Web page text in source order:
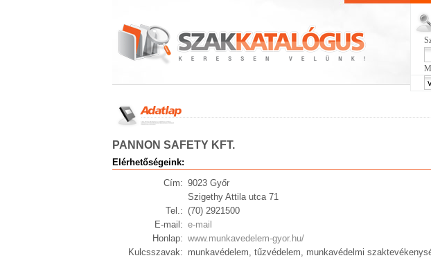
PANNON SAFETY KFT.
Elérhetőségeink:
Cím: 9023 Győr
Szigethy Attila utca 71
Tel.: (70) 2921500
E-mail: e-mail
Honlap: www.munkavedelem-gyor.hu/
Kulcsszavak: munkavédelem, tűzvédelem, munkavédelmi